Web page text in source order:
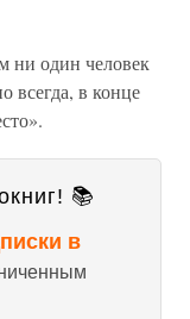
ни один человек
всегда, в конце
📚
в